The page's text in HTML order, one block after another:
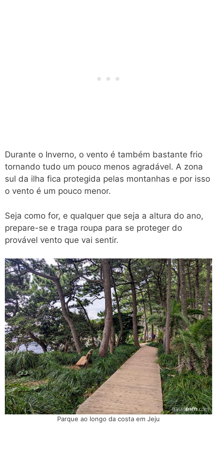
Durante o Inverno, o vento é também bastante frio
tornando tudo um pouco menos agradável. A zona
sul da ilha fica protegida pelas montanhas e por isso
o vento é um pouco menor.
Seja como for, e qualquer que seja a altura do ano,
prepare-se e traga roupa para se proteger do
provável vento que vai sentir.
Parque ao longo da costa em Jeju